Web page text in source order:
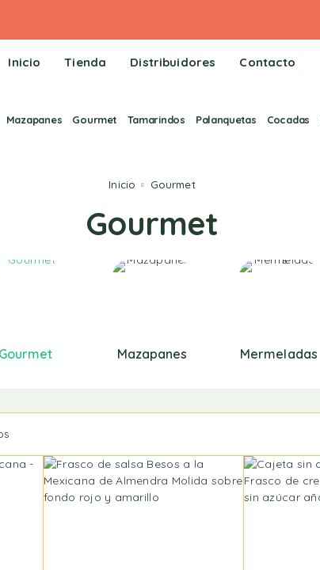
Inicio Tienda Distribuidores Contacto
Mazapanes Gourmet Tamarindos Palanquetas Cocadas
Inicio Gourmet
Gourmet
Gourmet Mazapanes Mermeladas